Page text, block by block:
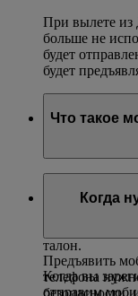
При вылете из
больше не
будет
будет
Что такое
версия
вывести его
талон.
Когда вы
отправим
Когда
Предъявить
телефона